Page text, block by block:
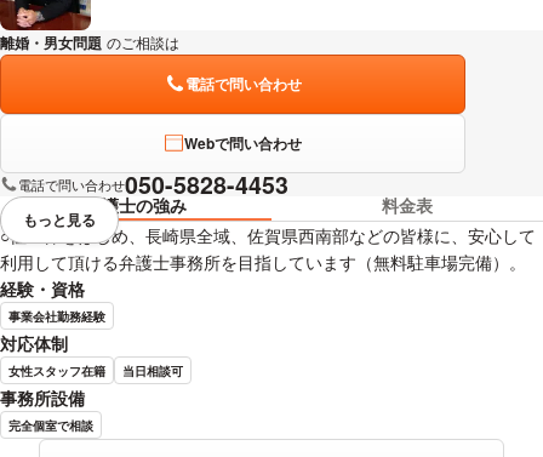
離婚・男女問題 のご相談は
電話で問い合わせ
Webで問い合わせ
電話で問い合わせ050-5828-4453
弁護士の強み
料金表
○佐世保をはじめ、長崎県全域、佐賀県西南部などの皆様に、安心して
利用して頂ける弁護士事務所を目指しています（無料駐車場完備）。
経験・資格
事業会社勤務経験
対応体制
女性スタッフ在籍 当日相談可
事務所設備
完全個室で相談
視覚的に省略されている要素を
もっと見る